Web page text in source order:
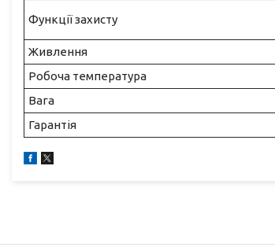
Функції захисту
Живлення
Робоча температура
Вага
Гарантія